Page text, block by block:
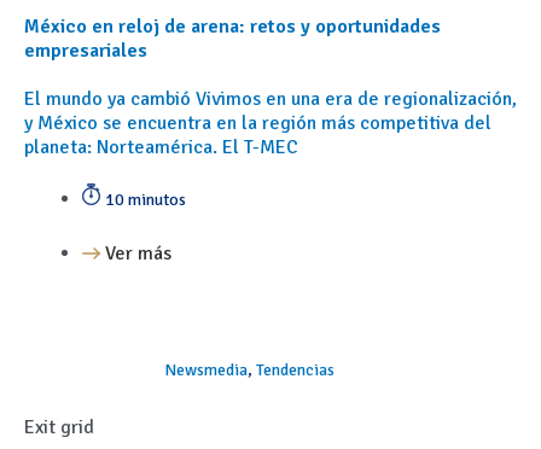
México en reloj de arena: retos y oportunidades
empresariales
El mundo ya cambió Vivimos en una era de regionalización,
y México se encuentra en la región más competitiva del
planeta: Norteamérica. El T-MEC
10 minutos
Ver más
Newsmedia, Tendencias
Exit grid